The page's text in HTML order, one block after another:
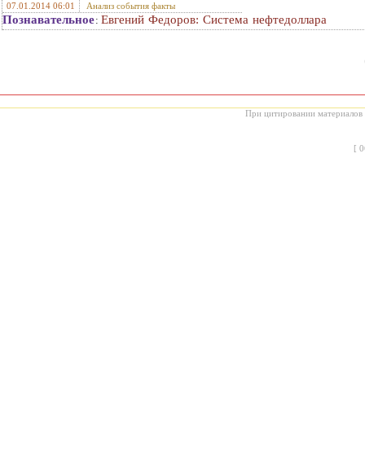
07.01.2014 06:01 Анализ события факты
Познавательное: Евгений Федоров: Система нефтедоллара
При цитировании материалов
[